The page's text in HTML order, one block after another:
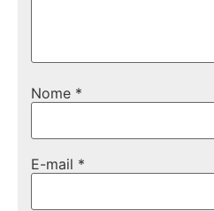
Nome *
E-mail *